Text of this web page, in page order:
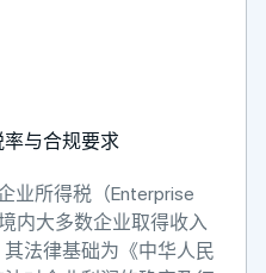
与合规要求
业所得税（Enterprise
内大多数企业取得收入
法律基础为《中华人民